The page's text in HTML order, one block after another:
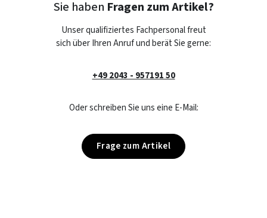
Sie haben Fragen zum Artikel?
Unser qualifiziertes Fachpersonal freut
sich über Ihren Anruf und berät Sie gerne:
+49 2043 - 957191 50
Oder schreiben Sie uns eine E-Mail:
Frage zum Artikel